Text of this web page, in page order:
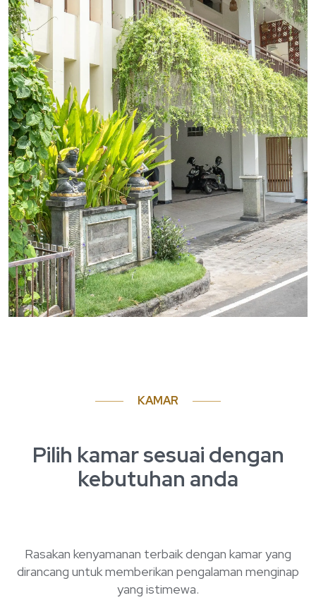
KAMAR
Pilih kamar sesuai dengan
kebutuhan anda
Rasakan kenyamanan terbaik dengan kamar yang
dirancang untuk memberikan pengalaman menginap
yang istimewa.